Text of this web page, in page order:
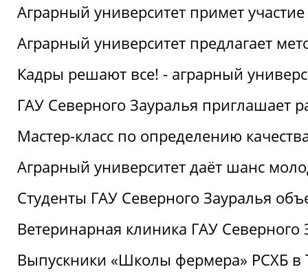
Аграрный университет примет
Аграрный университет предлагает
Кадры решают все! - аграрный
ГАУ Северного Зауралья приглашает
Мастер-класс по определению
Аграрный университет даёт шанс
Студенты ГАУ Северного Зауралья
Ветеринарная клиника ГАУ Северного
Выпускники «Школы фермера» РСХБ